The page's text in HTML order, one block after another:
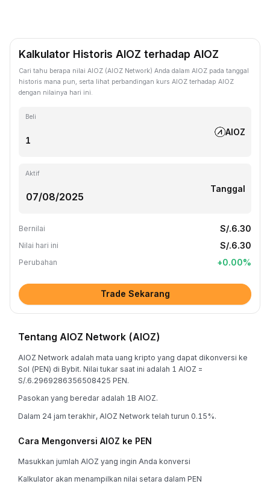
Kalkulator Historis AIOZ terhadap AIOZ
Cari tahu berapa nilai AIOZ (AIOZ Network) Anda dalam AIOZ pada tanggal
historis mana pun, serta lihat perbandingan kurs AIOZ terhadap AIOZ
dengan nilainya hari ini.
Beli
AIOZ
Aktif
Tanggal
Bernilai S/.6.30
Nilai hari ini S/.6.30
Perubahan +0.00%
Trade Sekarang
Tentang AIOZ Network (AIOZ)
AIOZ Network adalah mata uang kripto yang dapat dikonversi ke
Sol (PEN) di Bybit. Nilai tukar saat ini adalah 1 AIOZ =
S/.6.2969286356508425 PEN.
Pasokan yang beredar adalah 1B AIOZ.
Dalam 24 jam terakhir, AIOZ Network telah turun 0.15%.
Cara Mengonversi AIOZ ke PEN
Masukkan jumlah AIOZ yang ingin Anda konversi
Kalkulator akan menampilkan nilai setara dalam PEN